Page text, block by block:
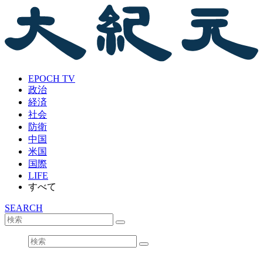
EPOCH TV
政治
経済
社会
防衛
中国
米国
国際
LIFE
すべて
SEARCH